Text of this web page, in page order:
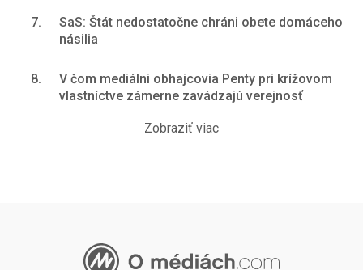
7.
SaS: Štát nedostatočne chráni obete domáceho
násilia
8.
V čom mediálni obhajcovia Penty pri krížovom
vlastníctve zámerne zavádzajú verejnosť
Zobraziť viac